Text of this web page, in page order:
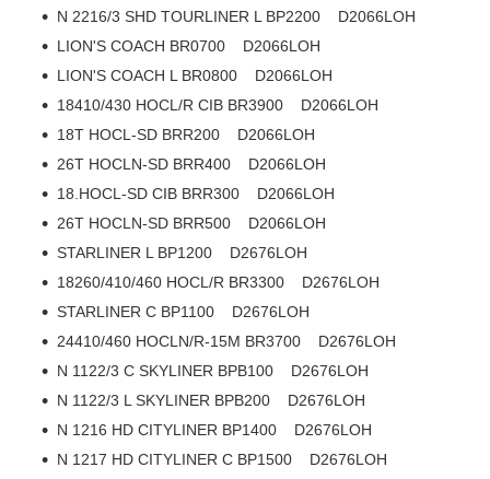
N 2216/3 SHD TOURLINER L BP2200 D2066LOH
LION'S COACH BR0700 D2066LOH
LION'S COACH L BR0800 D2066LOH
18410/430 HOCL/R CIB BR3900 D2066LOH
18T HOCL-SD BRR200 D2066LOH
26T HOCLN-SD BRR400 D2066LOH
18.HOCL-SD CIB BRR300 D2066LOH
26T HOCLN-SD BRR500 D2066LOH
STARLINER L BP1200 D2676LOH
18260/410/460 HOCL/R BR3300 D2676LOH
STARLINER C BP1100 D2676LOH
24410/460 HOCLN/R-15M BR3700 D2676LOH
N 1122/3 C SKYLINER BPB100 D2676LOH
N 1122/3 L SKYLINER BPB200 D2676LOH
N 1216 HD CITYLINER BP1400 D2676LOH
N 1217 HD CITYLINER C BP1500 D2676LOH